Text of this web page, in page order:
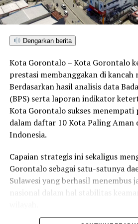
Budaya, dan Gebyar Hadiah
DON'T MISS
Pohuwato Ikut Tradisi Penyiraman
Dengarkan berita
Kota Gorontalo – Kota Gorontalo
prestasi membanggakan di kancah
Berdasarkan hasil analisis data
(BPS) serta laporan indikator
Kota Gorontalo sukses
dalam daftar 10 Kota Paling Aman
Indonesia.
Capaian strategis ini sekaligus
Gorontalo sebagai satu-satunya
Sulawesi yang berhasil menembus
nasional dalam hal stabilitas